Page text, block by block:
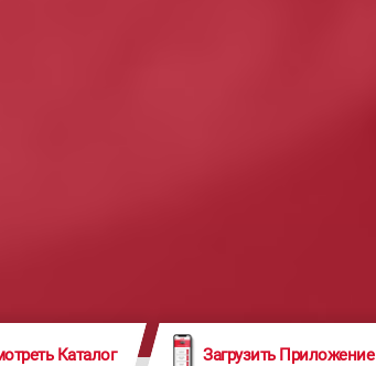
Каталог Загрузить Приложение